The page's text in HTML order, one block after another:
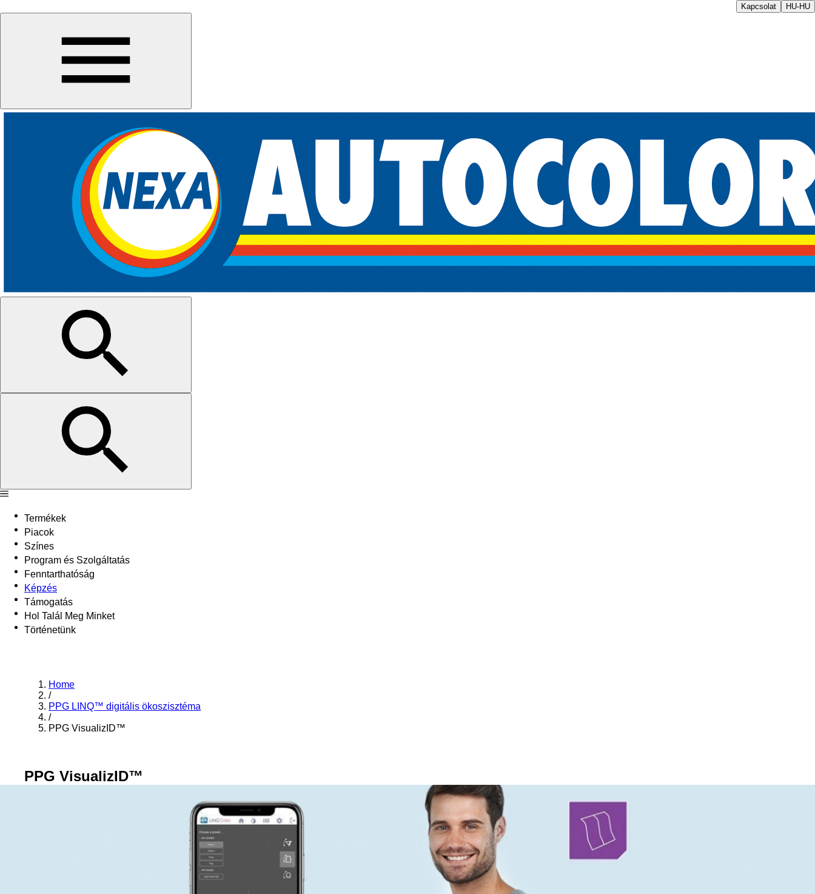
Kapcsolat HU-HU
Termékek
Piacok
Színes
Program és Szolgáltatás
Fenntarthatóság
Képzés
Támogatás
Hol Talál Meg Minket
Történetünk
Home
/
PPG LINQ™ digitális ökoszisztéma
/
PPG VisualizID™
PPG VisualizID™